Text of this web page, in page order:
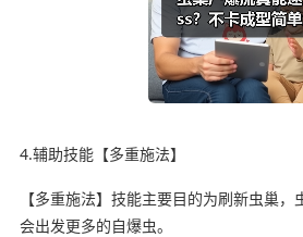
4.辅助技能【多重施法】
【多重施法】技能主要目的为刷新虫巢，
会出发更多的自爆虫。